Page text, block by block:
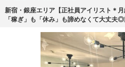
新宿・銀座エリア【正社員アイリスト＊
「稼ぎ」も「休み」も諦めなくて大丈夫◎